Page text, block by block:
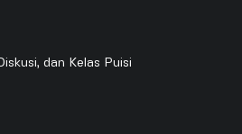
dan Kelas Puisi